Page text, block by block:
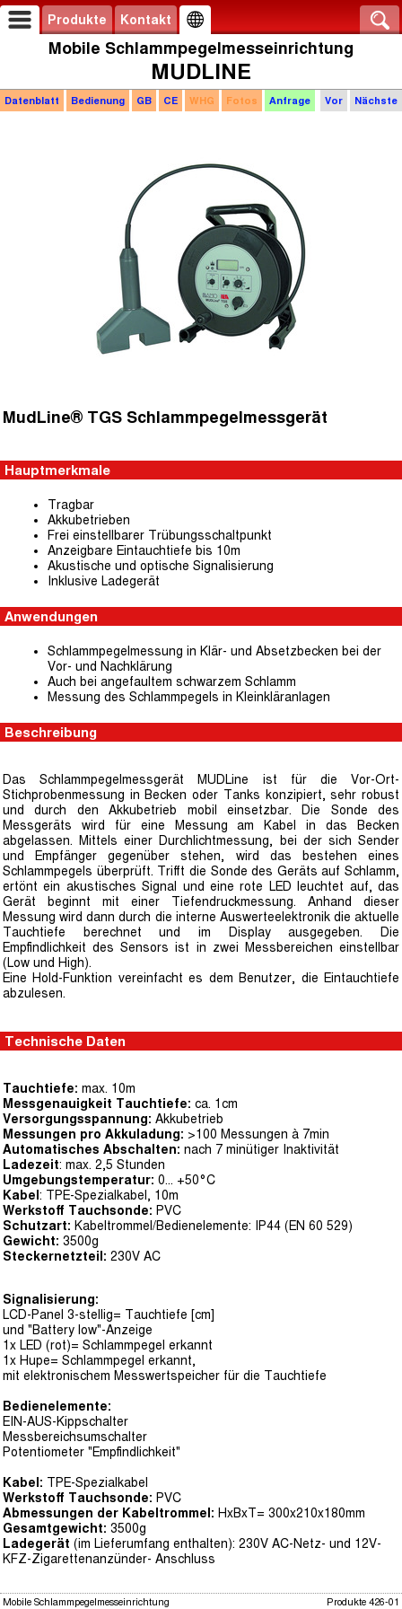
Produkte Kontakt
Mobile Schlammpegelmesseinrichtung
MUDLINE
Vor Nächste
Datenblatt Bedienung GB CE WHG Fotos Anfrage
MudLine® TGS Schlammpegelmessgerät
Hauptmerkmale
Tragbar
Akkubetrieben
Frei einstellbarer Trübungsschaltpunkt
Anzeigbare Eintauchtiefe bis 10m
Akustische und optische Signalisierung
Inklusive Ladegerät
Anwendungen
Schlammpegelmessung in Klär- und Absetzbecken bei der
Vor- und Nachklärung
Auch bei angefaultem schwarzem Schlamm
Messung des Schlammpegels in Kleinkläranlagen
Beschreibung
Das Schlammpegelmessgerät MUDLine ist für die Vor-Ort-
Stichprobenmessung in Becken oder Tanks konzipiert, sehr robust
und durch den Akkubetrieb mobil einsetzbar. Die Sonde des
Messgeräts wird für eine Messung am Kabel in das Becken
abgelassen. Mittels einer Durchlichtmessung, bei der sich Sender
und Empfänger gegenüber stehen, wird das bestehen eines
Schlammpegels überprüft. Trifft die Sonde des Geräts auf Schlamm,
ertönt ein akustisches Signal und eine rote LED leuchtet auf, das
Gerät beginnt mit einer Tiefendruckmessung. Anhand dieser
Messung wird dann durch die interne Auswerteelektronik die aktuelle
Tauchtiefe berechnet und im Display ausgegeben. Die
Empfindlichkeit des Sensors ist in zwei Messbereichen einstellbar
(Low und High).
Eine Hold-Funktion vereinfacht es dem Benutzer, die Eintauchtiefe
abzulesen.
Technische Daten
Tauchtiefe: max. 10m
Messgenauigkeit Tauchtiefe: ca. 1cm
Versorgungsspannung: Akkubetrieb
Messungen pro Akkuladung: >100 Messungen à 7min
Automatisches Abschalten: nach 7 minütiger Inaktivität
Ladezeit: max. 2,5 Stunden
Umgebungstemperatur: 0... +50°C
Kabel : TPE-Spezialkabel, 10m
Werkstoff Tauchsonde: PVC
Schutzart: Kabeltrommel/Bedienelemente: IP44 (EN 60 529)
Gewicht: 3500g
Steckernetzteil: 230V AC
Signalisierung:
LCD-Panel 3-stellig= Tauchtiefe [cm]
und "Battery low"-Anzeige
1x LED (rot)= Schlammpegel erkannt
1x Hupe= Schlammpegel erkannt,
mit elektronischem Messwertspeicher für die Tauchtiefe
Bedienelemente:
EIN-AUS-Kippschalter
Messbereichsumschalter
Potentiometer "Empfindlichkeit"
Kabel: TPE-Spezialkabel
Werkstoff Tauchsonde: PVC
Abmessungen der Kabeltrommel: HxBxT= 300x210x180mm
Gesamtgewicht: 3500g
Ladegerät (im Lieferumfang enthalten): 230V AC-Netz- und 12V-
KFZ-Zigarettenanzünder- Anschluss
Produkte 426-01
Mobile Schlammpegelmesseinrichtung